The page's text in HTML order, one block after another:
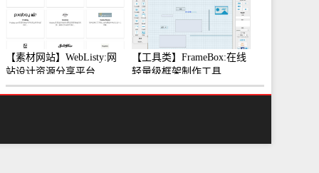
【素材网站】WebListy:网
站设计资源分享平台
【工具类】FrameBox:在线
轻量级框架制作工具